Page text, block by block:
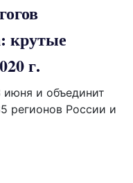
крутые
г.
июня и объединит
регионов России и